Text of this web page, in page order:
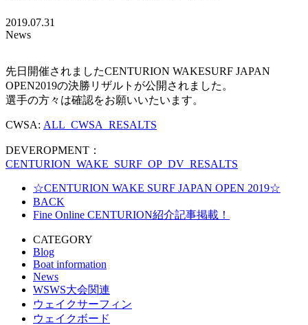
2019.07.31
News
先日開催されましたCENTURION WAKESURF JAPAN
OPEN2019の決勝リザルトが公開されました。
選手の方々は確認をお願いいたいます。
CWSA: ALL_CWSA_RESALTS
DEVEROPMENT：
CENTURION_WAKE_SURF_OP_DV_RESALTS
☆CENTURION WAKE SURF JAPAN OPEN 2019☆
BACK
Fine Online CENTURION紹介記事掲載！
CATEGORY
Blog
Boat information
News
WSWS大会関連
ウェイクサーフィン
ウェイクボード